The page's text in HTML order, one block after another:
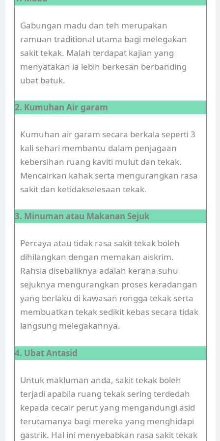
Gabungan madu dan teh merupakan
ramuan traditional utama bagi melegakan
sakit tekak. Malah terdapat kajian yang
menyatakan ia lebih berkesan berbanding
ubat batuk.
2. Kumuhan Air garam
Kumuhan air garam secara berkala seperti 3
kali sehari membantu dalam penjagaan
kebersihan ruang kaviti mulut dan tekak.
Mencairkan kahak serta mengurangkan rasa
sakit dan ketidakselesaan tekak.
3. Minuman atau Makanan Sejuk
Percaya atau tidak rasa sakit tekak boleh
dihilangkan dengan memakan aiskrim.
Rahsia disebaliknya adalah kerana suhu
sejuknya mengurangkan proses keradangan
yang berlaku di kawasan rongga tekak serta
membuatkan tekak sedikit kebas secara tidak
langsung melegakannya.
4. Ubat Antasid
Untuk makluman anda, sakit tekak boleh
terjadi apabila ruang tekak sering terdedah
kepada cecair perut yang mengandungi asid
terutamanya bagi mereka yang menghidapi
gastrik. Hal ini menyebabkan rasa sakit tekak